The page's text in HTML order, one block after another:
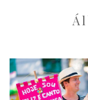
Pré-
Agda e